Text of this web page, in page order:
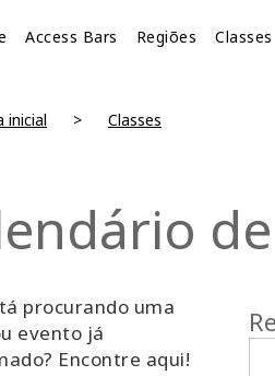
Access Bars Regiões Classes
inicial Classes
procurando uma
evento já
Encontre aqui!